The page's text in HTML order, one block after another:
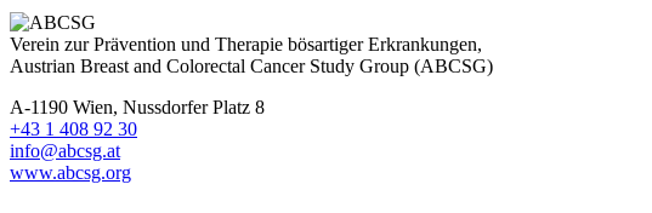
Verein zur Prävention und Therapie bösartiger Erkrankungen,
Austrian Breast and Colorectal Cancer Study Group (ABCSG)
A-1190 Wien, Nussdorfer Platz 8
+43 1 408 92 30
info@abcsg.at
www.abcsg.org